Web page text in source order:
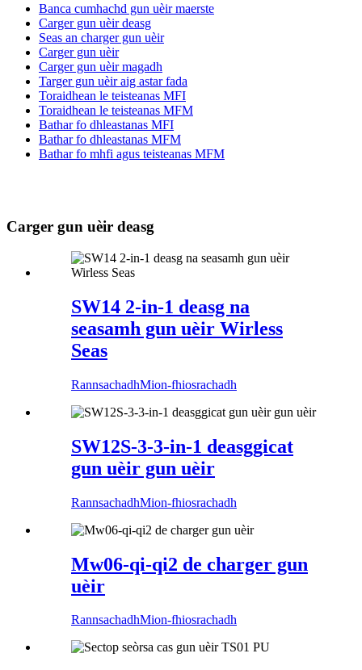
Banca cumhachd gun uèir maerste
Carger gun uèir deasg
Seas an charger gun uèir
Carger gun uèir
Carger gun uèir magadh
Targer gun uèir aig astar fada
Toraidhean le teisteanas MFI
Toraidhean le teisteanas MFM
Bathar fo dhleastanas MFI
Bathar fo dhleastanas MFM
Bathar fo mhfi agus teisteanas MFM
Carger gun uèir deasg
SW14 2-in-1 deasg na
seasamh gun uèir Wirless
Seas
RannsachadhMion-fhiosrachadh
SW12S-3-3-in-1 deasggicat
gun uèir gun uèir
RannsachadhMion-fhiosrachadh
Mw06-qi-qi2 de charger gun
uèir
RannsachadhMion-fhiosrachadh